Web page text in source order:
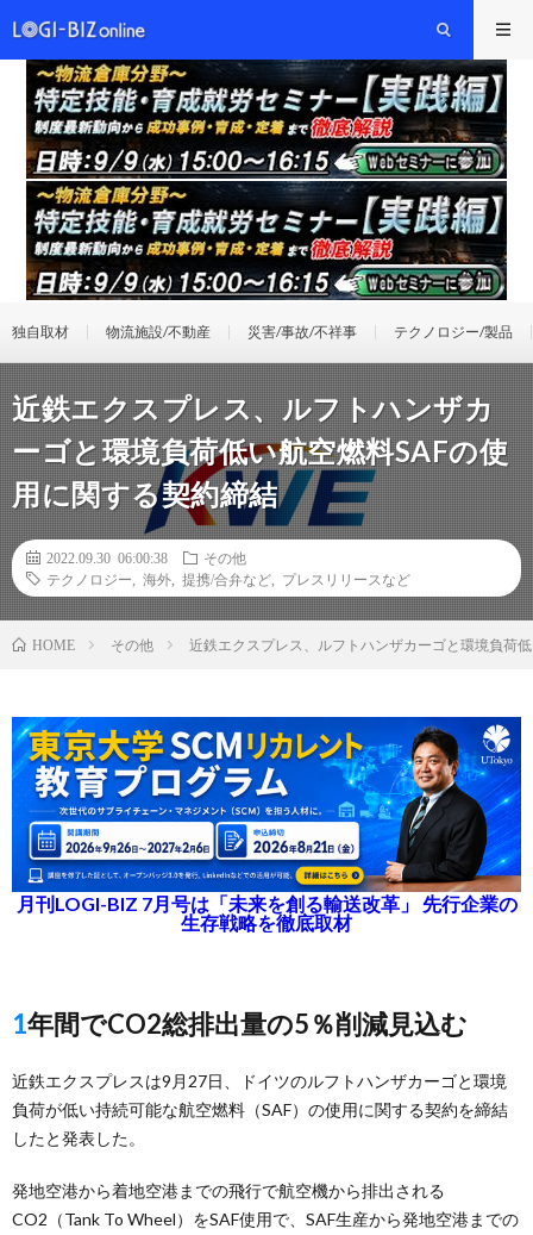
独自取材 物流施設/不動産 災害/事故/不祥事 テクノロジー/製品
近鉄エクスプレス、ルフトハンザカ
ーゴと環境負荷低い航空燃料SAFの使
用に関する契約締結
2022.09.30 06:00:38
その他
テクノロジー
海外 提携/合弁など プレスリリースなど
HOME その他 近鉄エクスプレス、ルフトハンザカーゴと環境負荷
月刊LOGI-BIZ 7月号は「未来を創る輸送改革」 先行企業の
生存戦略を徹底取材
1年間でCO2総排出量の5％削減見込む
近鉄エクスプレスは9月27日、ドイツのルフトハンザカーゴと環境
負荷が低い持続可能な航空燃料（SAF）の使用に関する契約を締結
したと発表した。
発地空港から着地空港までの飛行で航空機から排出される
CO2（Tank To Wheel）をSAF使用で、SAF生産から発地空港までの